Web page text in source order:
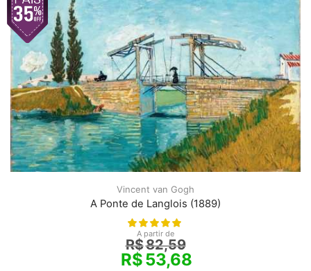
Vincent van Gogh
A Ponte de Langlois (1889)
A partir de
R$82,59
R$53,68